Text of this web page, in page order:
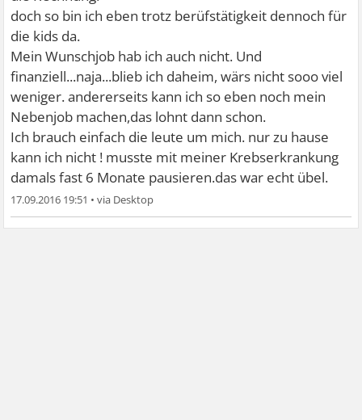
doch so bin ich eben trotz berüfstätigkeit dennoch für
die kids da.
Mein Wunschjob hab ich auch nicht. Und
finanziell...naja...blieb ich daheim, wärs nicht sooo viel
weniger. andererseits kann ich so eben noch mein
Nebenjob machen,das lohnt dann schon.
Ich brauch einfach die leute um mich. nur zu hause
kann ich nicht ! musste mit meiner Krebserkrankung
damals fast 6 Monate pausieren.das war echt übel.
17.09.2016 19:51 •